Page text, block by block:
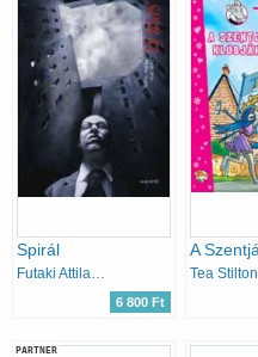
Spirál
Futaki Attila; Nikolényi Gergely
6 800 Ft
Tea Stilton
PARTNER